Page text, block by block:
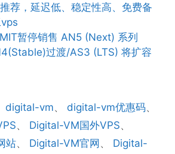
荐，延迟低、稳定性高、免费备
暂停销售 AN5 (Next) 系列
过渡/AS3 (LTS) 将扩容
digital-vm、 digital-vm优惠码、
、 Digital-VM国外VPS、
站、 Digital-VM官网、 Digital-